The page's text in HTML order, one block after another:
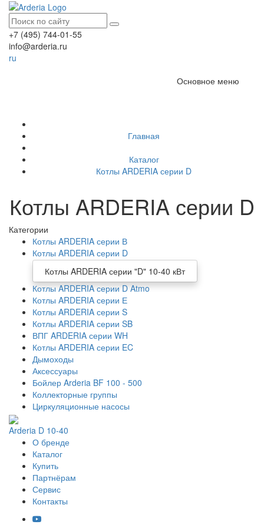
+7 (495) 744-01-55
info@arderia.ru
ru
Основное меню
Главная
Каталог
Котлы ARDERIA серии D
Котлы ARDERIA серии D
Категории
Котлы ARDERIA серии В
Котлы ARDERIA серии D
Котлы ARDERIA серии "D" 10-40 кВт
Котлы ARDERIA серии D Atmo
Котлы ARDERIA серии Е
Котлы ARDERIA серии S
Котлы ARDERIA серии SB
ВПГ ARDERIA серии WH
Котлы ARDERIA серии EC
Дымоходы
Аксессуары
Бойлер Arderia BF 100 - 500
Коллекторные группы
Циркуляционные насосы
Arderia D 10-40
О бренде
Каталог
Купить
Партнёрам
Сервис
Контакты